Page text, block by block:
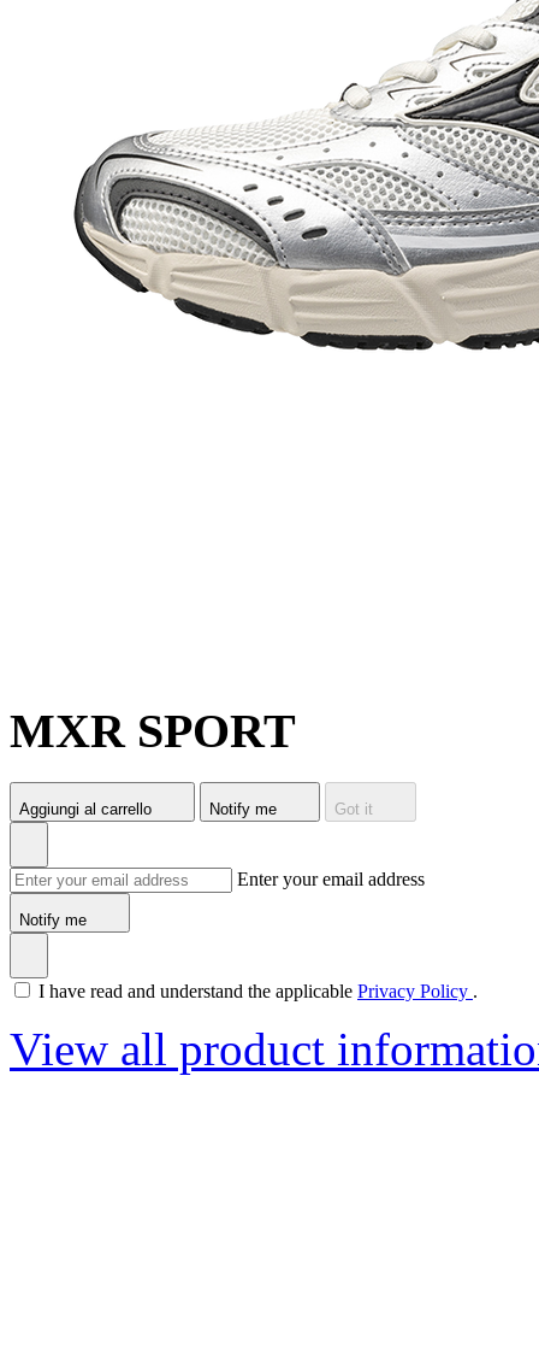
MXR SPORT
Aggiungi al carrello Notify me Got it
Enter your email address
Notify me
I have read and understand the applicable Privacy Policy .
View all product